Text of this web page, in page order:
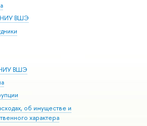
НИУ ВШЭ
ВШЭ
об имуществе и
характера